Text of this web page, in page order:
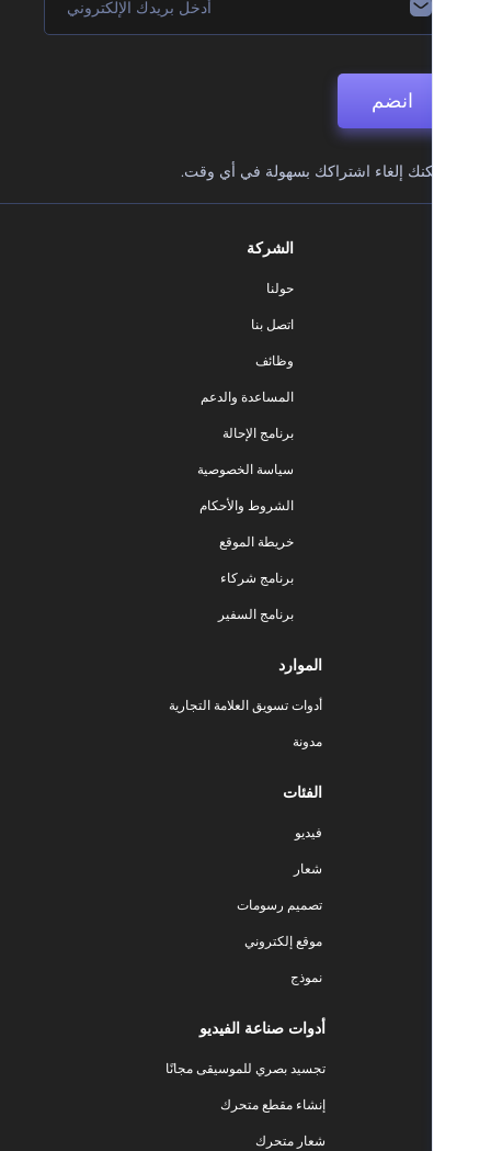
إلغاء اشتراكك بسهولة في أي وقت.
المساعدة والدعم
برنامج الإحالة
سياسة الخصوصية
الشروط والأحكام
خريطة الموقع
برنامج شركاء
برنامج السفير
أدوات تسويق العلامة التجارية
تصميم رسومات
موقع إلكتروني
أدوات صناعة الفيديو
تجسيد بصري للموسيقى مجانًا
إنشاء مقطع متحرك
شعار متحرك